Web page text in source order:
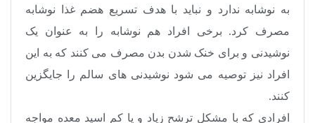
به نوشابه ندارد و نباید با هدف تسریع هضم غذا نوشابه
مصرف کرد. برخی افراد هم نوشابه را به عنوان یک
نوشیدنی و برای خنک شدن بدن مصرف می‌ کنند که به این
افراد نیز توصیه می ‌شود نوشیدنی‌ های سالم را جایگزین
کنند.
افرادی که با مشکل ترشح زیاد و یا کم اسید معده مواجه